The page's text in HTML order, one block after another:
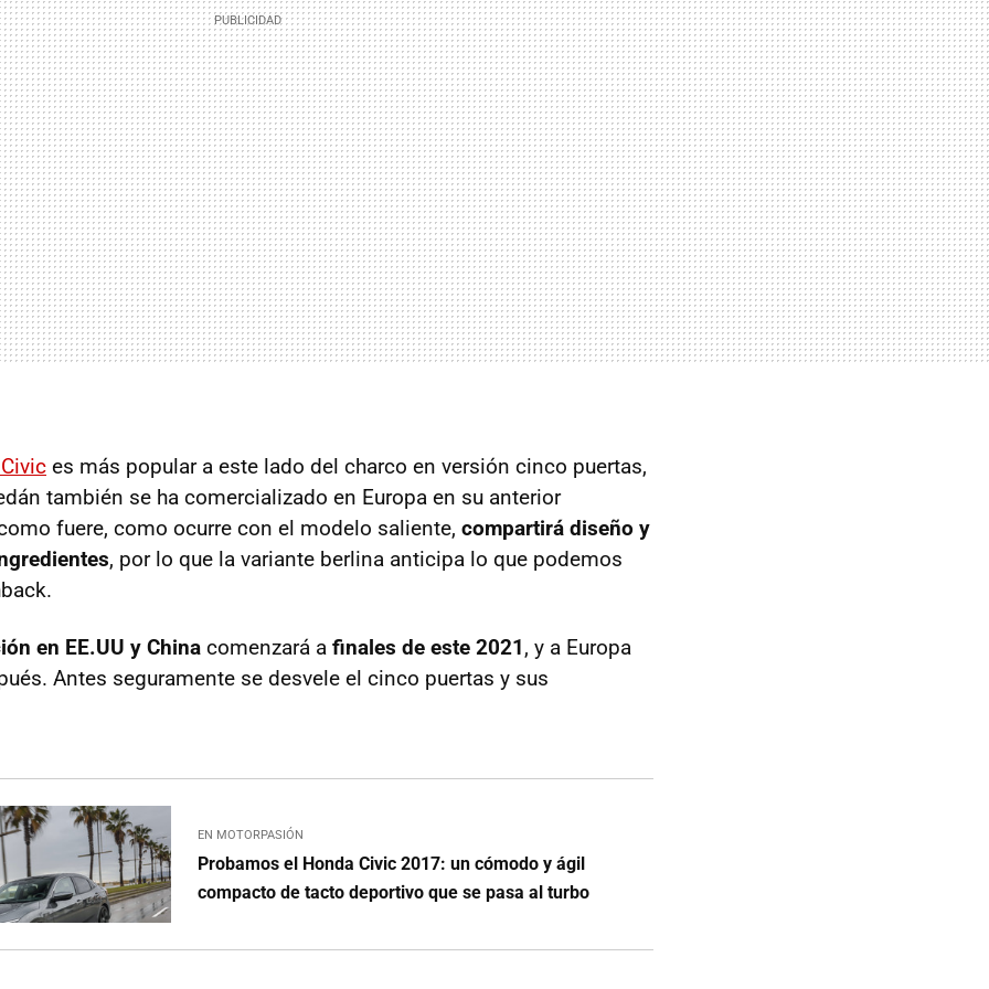
es más popular a este lado del charco en versión cinco puertas,
también se ha comercializado en Europa en su anterior
fuere, como ocurre con el modelo saliente, compartirá diseño y
, por lo que la variante berlina anticipa lo que podemos
en EE.UU y China comenzará a finales de este 2021, y a Europa
Antes seguramente se desvele el cinco puertas y sus
EN MOTORPASIÓN
Probamos el Honda Civic 2017: un cómodo y ágil
compacto de tacto deportivo que se pasa al turbo